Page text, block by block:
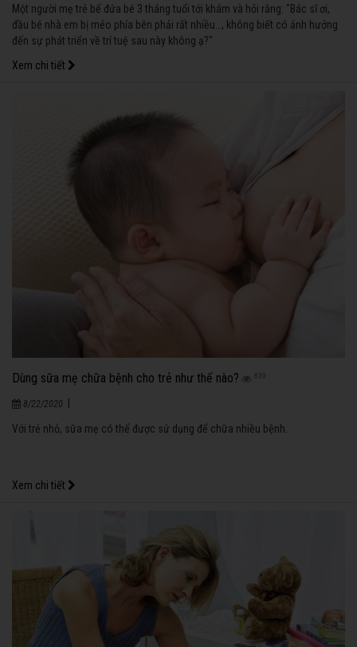
Một người mẹ trẻ bế đứa bé 3 tháng tuổi tới khám và hỏi rằng: "Bác sĩ ơi,
đầu bé nhà em bị méo phía bên phải rất nhiều…, không biết có ảnh hưởng
đến sự phát triển về trí tuệ sau này không ạ?"
Xem chi tiết
Dùng sữa mẹ chữa bệnh cho trẻ như thế nào? 839
8/22/2020
Với trẻ nhỏ, sữa mẹ có thể được sử dụng để chữa nhiều bệnh.
Xem chi tiết